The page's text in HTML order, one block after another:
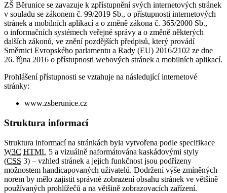
ZŠ Běrunice se zavazuje k zpřístupnění svých internetových stránek
v souladu se zákonem č. 99/2019 Sb., o přístupnosti internetových
stránek a mobilních aplikací a o změně zákona č. 365/2000 Sb.,
o informačních systémech veřejné správy a o změně některých
dalších zákonů, ve znění pozdějších předpisů, který provádí
Směrnici Evropského parlamentu a Rady (EU) 2016/2102 ze dne
26. října 2016 o přístupnosti webových stránek a mobilních aplikací.
Prohlášení přístupnosti se vztahuje na následující internetové
stránky:
www.zsberunice.cz
Struktura informací
Struktura informací na stránkách byla vytvořena podle specifikace
W3C HTML 5 a vizuálně naformátována kaskádovými styly
(CSS 3) – vzhled stránek a jejich funkčnost jsou podřízeny
možnostem handicapovaných uživatelů. Dodržení výše zmíněných
norem by mělo zajistit správné zobrazení obsahu stránek ve většině
používaných prohlížečů a na většině zobrazovacích zařízení.